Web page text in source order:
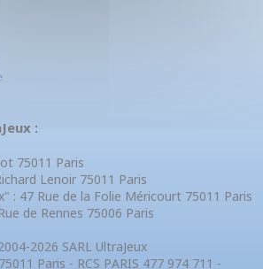
:
75011 Paris
Lenoir 75011 Paris
: 47 Rue de la Folie Méricourt 75011 Paris
de Rennes 75006 Paris
2026 SARL UltraJeux
Paris - RCS PARIS 477 974 711 -